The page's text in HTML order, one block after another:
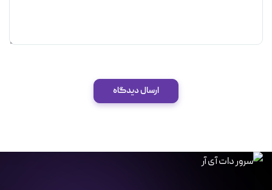
ارسال دیدگاه